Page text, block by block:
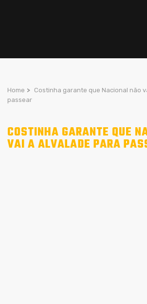
Home > Costinha garante que Nacional não
passear
COSTINHA GARANTE QUE
VAI A ALVALADE PARA